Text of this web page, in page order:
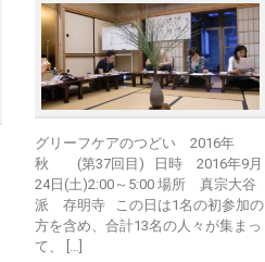
グリーフケアのつどい 2016年
秋 (第37回目) 日時 2016年9月
24日(土)2:00～5:00 場所 真宗大谷
派 存明寺 この日は1名の初参加の
方を含め、合計13名の人々が集まっ
て、 […]